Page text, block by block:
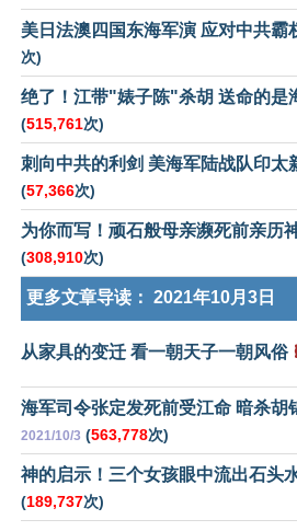
美日法澳四国东海军演 应对中共霸
次)
绝了！江带"婊子陈"杀胡 送命的是
(515,761次)
刺向中共的利剑 美海军陆战队印太
(57,366次)
为你而写！顽石般母亲濒死前亲历
(308,910次)
更多文章导读： 2021年10月3日
从家具的变迁 看一朝天子一朝风俗
海军司令张定发死前受江命 暗杀胡
2021/10/3 (563,778次)
神的启示！三个女孩眼中流出石头
(189,737次)